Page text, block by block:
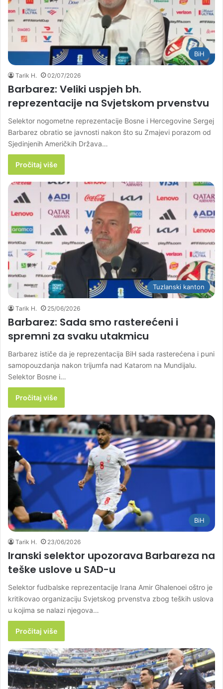
BiH
Tarik H. 02/07/2026
Barbarez: Veliki uspjeh bh.
reprezentacije na Svjetskom prvenstvu
Selektor nogometne reprezentacije Bosne i Hercegovine Sergej
Barbarez obratio se javnosti nakon što su Zmajevi porazom od
Sjedinjenih Američkih Država…
Pročitaj više
Tuzlanski kanton
Tarik H. 25/06/2026
Barbarez: Sada smo rasterećeni i
spremni za svaku utakmicu
Barbarez ističe da je reprezentacija BiH sada rasterećena i puni
samopouzdanja nakon trijumfa nad Katarom na Mundijalu.
Selektor Bosne i…
Pročitaj više
BiH
Tarik H. 23/06/2026
Iranski selektor upozorava Barbareza na
teške uslove u SAD-u
Selektor fudbalske reprezentacije Irana Amir Ghalenoei oštro je
kritikovao organizaciju Svjetskog prvenstva zbog teških uslova
u kojima se nalazi njegova…
Pročitaj više